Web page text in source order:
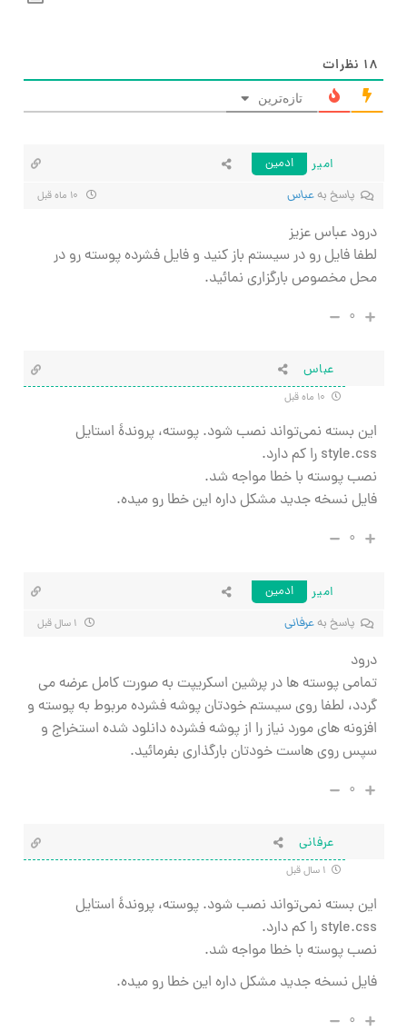
۱۸ نظرات
تازه‌ترین
امیر
ادمین
پاسخ بهعباس
درود عباس عزیز
لطفا فایل رو در سیستم باز کنید و فایل فشرده پوسته رو در
محل مخصوص بارگزاری نمائید.
۰
عباس
این بسته نمی‌تواند نصب شود. پوسته، پروندهٔ استایل
style.css را کم دارد.
نصب پوسته با خطا مواجه شد.
فایل نسخه جدید مشکل داره این خطا رو میده.
۰
امیر
ادمین
پاسخ بهعرفانی
درود
تمامی پوسته ها در پرشین اسکریپت به صورت کامل عرضه می
گردد، لطفا روی سیستم خودتان پوشه فشرده مربوط به پوسته و
افزونه های مورد نیاز را از پوشه فشرده دانلود شده استخراج و
سپس روی هاست خودتان بارگذاری بفرمائید.
۰
عرفانی
این بسته نمی‌تواند نصب شود. پوسته، پروندهٔ استایل
style.css را کم دارد.
نصب پوسته با خطا مواجه شد.
فایل نسخه جدید مشکل داره این خطا رو میده.
۰